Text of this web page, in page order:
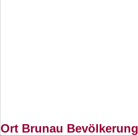
Ort Brunau Bevölkerung